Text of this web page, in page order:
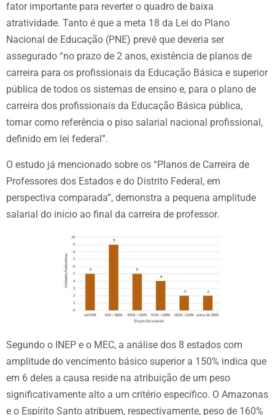
fator importante para reverter o quadro de baixa
atratividade. Tanto é que a meta 18 da Lei do Plano
Nacional de Educação (PNE) prevê que deveria ser
assegurado “no prazo de 2 anos, existência de planos de
carreira para os profissionais da Educação Básica e superior
pública de todos os sistemas de ensino e, para o plano de
carreira dos profissionais da Educação Básica pública,
tomar como referência o piso salarial nacional profissional,
definido em lei federal”.
O estudo já mencionado sobre os “Planos de Carreira de
Professores dos Estados e do Distrito Federal, em
perspectiva comparada”, demonstra a pequena amplitude
salarial do início ao final da carreira de professor.
Segundo o INEP e o MEC, a análise dos 8 estados com
amplitude do vencimento básico superior a 150% indica que
em 6 deles a causa reside na atribuição de um peso
significativamente alto a um critério específico. O Amazonas
e o Espírito Santo atribuem, respectivamente, peso de 160%